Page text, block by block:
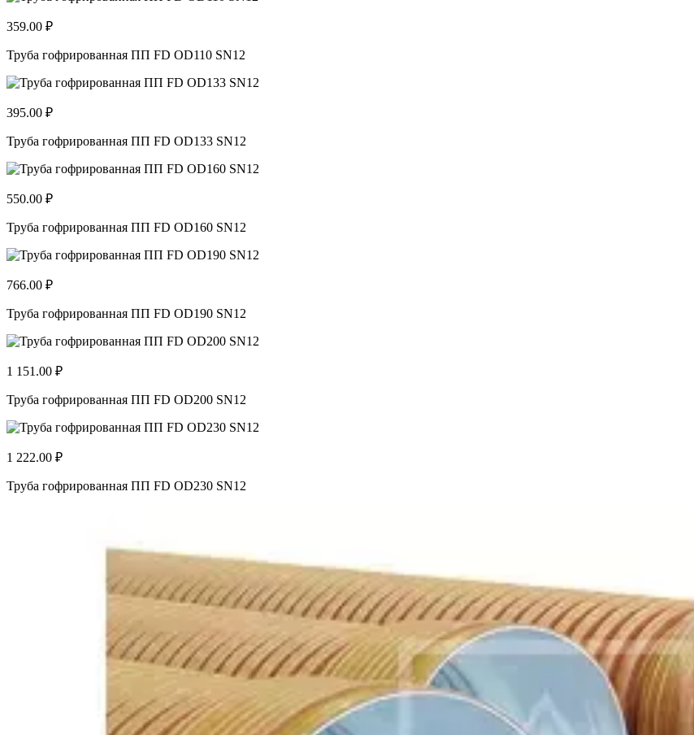
359.00 ₽
Труба гофрированная ПП FD OD110 SN12
395.00 ₽
Труба гофрированная ПП FD OD133 SN12
550.00 ₽
Труба гофрированная ПП FD OD160 SN12
766.00 ₽
Труба гофрированная ПП FD OD190 SN12
1 151.00 ₽
Труба гофрированная ПП FD OD200 SN12
1 222.00 ₽
Труба гофрированная ПП FD OD230 SN12